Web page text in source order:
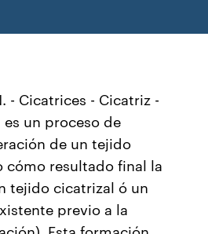
- Cicatrices - Cicatriz -
un proceso de
de un tejido
cómo resultado final la
tejido cicatrizal ó un
previo a la